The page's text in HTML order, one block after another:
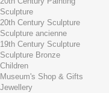
There is 1
Total products (tax incl.)
Total shipping TTC
Total (tax incl.)
Continue shopping
Sculpture
20th Century Sculpture
Sculpture ancienne
19th Century Sculpture
Sculpture Bronze
Children
Museum's Shop & Gifts
Jewellery